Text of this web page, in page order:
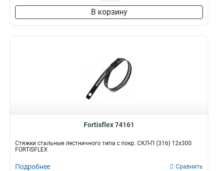
В корзину
Fortisflex 74161
Стяжки стальные лестничного типа с покр. СКЛ-П (316) 12х300
FORTISFLEX
Подробнее Сравнить